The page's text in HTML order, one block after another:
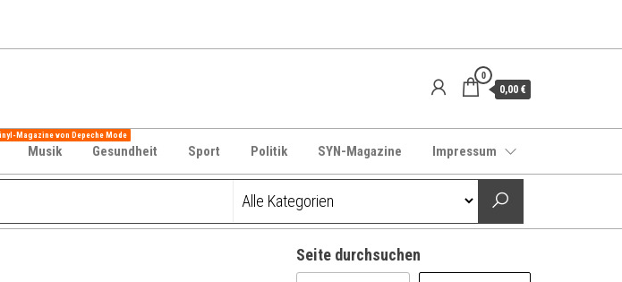
0
0,00 €
Magazine von Depeche Mode
Musik Gesundheit Sport Politik SYN-Magazine Impressum
Seite durchsuchen